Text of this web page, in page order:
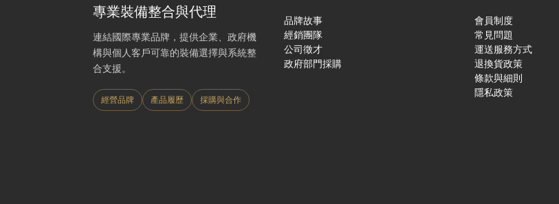
專業裝備整合與代理
連結國際專業品牌，提供企業、政府機
構與個人客戶可靠的裝備選擇與系統整
合支援。
經營品牌 產品履歷 採購與合作
品牌故事
經銷團隊
公司徵才
政府部門採購
會員制度
常見問題
運送服務方式
退換貨政策
條款與細則
隱私政策